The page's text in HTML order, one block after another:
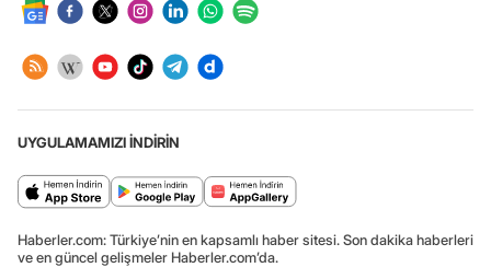
UYGULAMAMIZI İNDİRİN
Haberler.com: Türkiye’nin en kapsamlı haber sitesi. Son dakika haberleri
ve en güncel gelişmeler Haberler.com’da.